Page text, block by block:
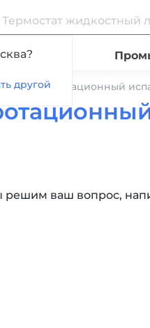
другойротационный
решим ваш вопрос,